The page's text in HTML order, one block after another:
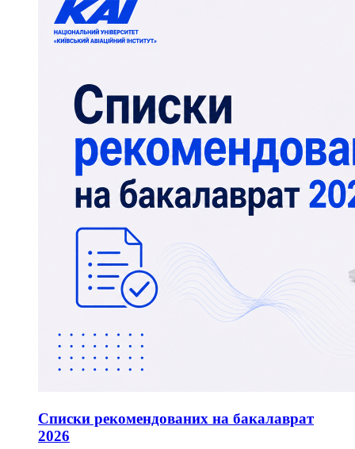
Списки рекомендованих на бакалаврат
2026